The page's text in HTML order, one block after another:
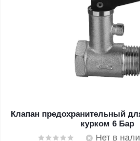
Клапан предохранительный
курком 6 Бар
Нет в